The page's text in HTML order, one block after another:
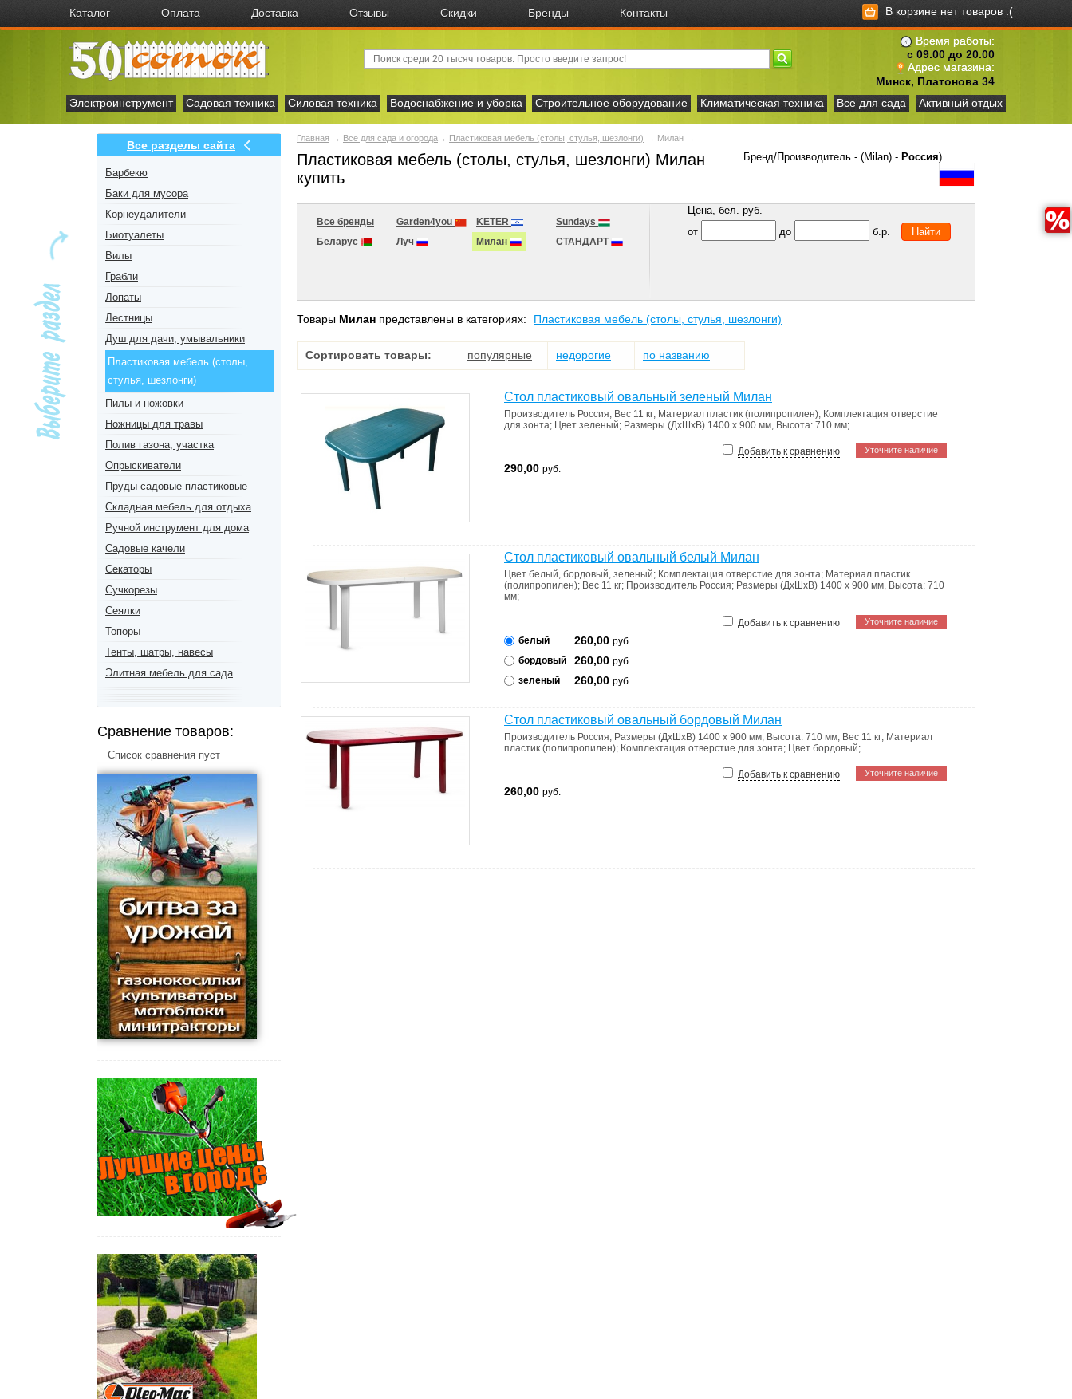
Каталог Оплата Доставка Отзывы Скидки Бренды Контакты В корзине нет товаров :(
Время работы:
с 09.00 до 20.00
Адрес магазина:
Минск, Платонова 34
Электроинструмент
Садовая техника Силовая техника Водоснабжение и уборка Строительное оборудование Климатическая техника Все для сада Активный отдых
Все разделы сайта
Барбекю
Баки для мусора
Корнеудалители
Биотуалеты
Вилы
Грабли
Лопаты
Лестницы
Душ для дачи, умывальники
Пластиковая мебель (столы,
стулья, шезлонги)
Пилы и ножовки
Ножницы для травы
Полив газона, участка
Опрыскиватели
Пруды садовые пластиковые
Складная мебель для отдыха
Ручной инструмент для дома
Садовые качели
Секаторы
Сучкорезы
Сеялки
Топоры
Тенты, шатры, навесы
Элитная мебель для сада
Сравнение товаров:
Список сравнения пуст
Главная → Все для сада и огорода→ Пластиковая мебель (столы, стулья, шезлонги) → Милан →
Пластиковая мебель (столы, стулья, шезлонги) Милан
купить
Бренд/Производитель - (Milan) - Россия)
Все бренды Garden4you KETER
Sundays
Беларус
Луч Милан СТАНДАРТ
Цена, бел. руб.
от
до б.р.
Товары Милан представлены в категориях: Пластиковая мебель (столы, стулья, шезлонги)
Сортировать товары: популярные недорогие по названию
Стол пластиковый овальный зеленый Милан
Производитель Россия; Вес 11 кг; Материал пластик (полипропилен); Комплектация отверстие
для зонта; Цвет зеленый; Размеры (ДхШхВ) 1400 х 900 мм, Высота: 710 мм;
Уточните наличие
Добавить к сравнению
290,00 руб.
Стол пластиковый овальный белый Милан
Цвет белый, бордовый, зеленый; Комплектация отверстие для зонта; Материал пластик
(полипропилен); Вес 11 кг; Производитель Россия; Размеры (ДхШхВ) 1400 х 900 мм, Высота: 710
мм;
Уточните наличие
Добавить к сравнению
белый
260,00 руб.
бордовый
260,00 руб.
зеленый
260,00 руб.
Стол пластиковый овальный бордовый Милан
Производитель Россия; Размеры (ДхШхВ) 1400 х 900 мм, Высота: 710 мм; Вес 11 кг; Материал
пластик (полипропилен); Комплектация отверстие для зонта; Цвет бордовый;
Уточните наличие
Добавить к сравнению
260,00 руб.